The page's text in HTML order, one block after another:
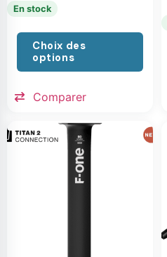
En stock
Choix des
options
Comparer